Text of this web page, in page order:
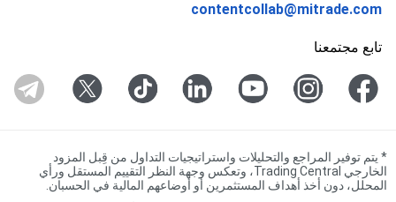
contentcollab@mitrade.com
تابع مجتمعنا
* يتم توفير المراجع والتحليلات واستراتيجيات التداول من قِبل المزود
الخارجي Trading Central، وتعكس وجهة النظر التقييم المستقل ورأي
المحلل، دون أخذ أهداف المستثمرين أو أوضاعهم المالية في الحسبان.